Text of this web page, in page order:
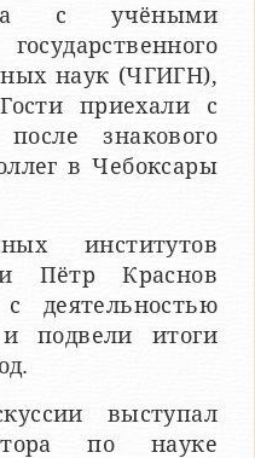
с учёными
наук (ЧГИГН),
приехали с
знакового
в Чебоксары
институтов
Пётр Краснов
деятельностью
подвели итоги
выступал
по науке